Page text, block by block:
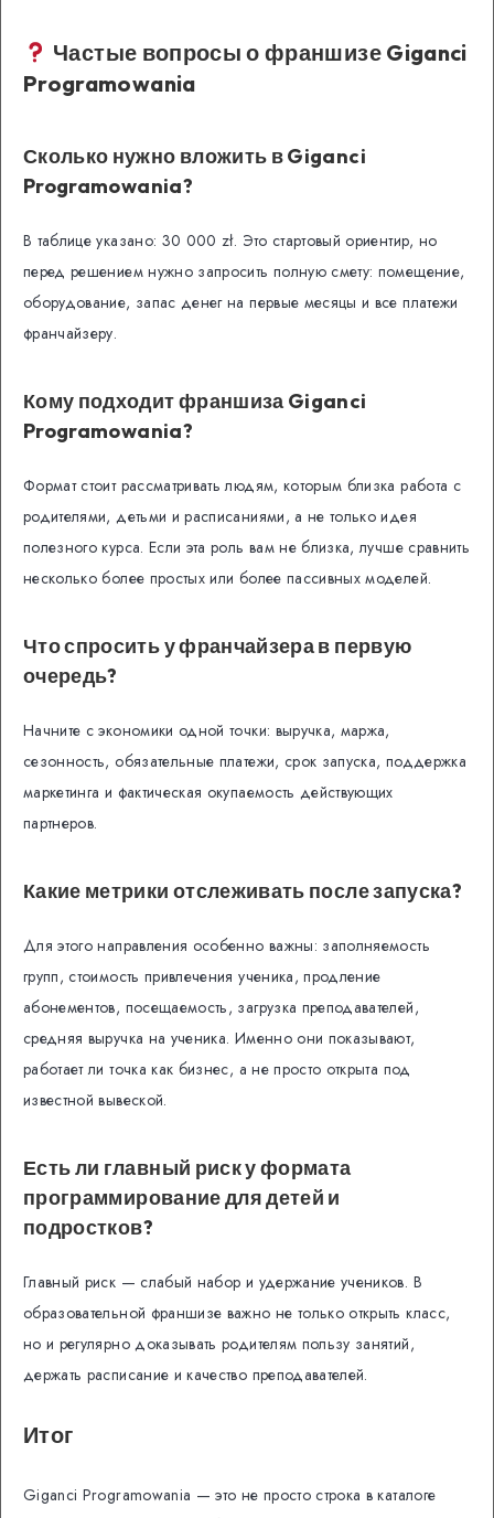
Частые вопросы о франшизе Giganci
Programowania
Сколько нужно вложить в Giganci
Programowania?
В таблице указано: 30 000 zł. Это стартовый ориентир, но
перед решением нужно запросить полную смету: помещение,
оборудование, запас денег на первые месяцы и все платежи
франчайзеру.
Кому подходит франшиза Giganci
Programowania?
Формат стоит рассматривать людям, которым близка работа с
родителями, детьми и расписаниями, а не только идея
полезного курса. Если эта роль вам не близка, лучше сравнить
несколько более простых или более пассивных моделей.
Что спросить у франчайзера в первую
очередь?
Начните с экономики одной точки: выручка, маржа,
сезонность, обязательные платежи, срок запуска, поддержка
маркетинга и фактическая окупаемость действующих
партнеров.
Какие метрики отслеживать после запуска?
Для этого направления особенно важны: заполняемость
групп, стоимость привлечения ученика, продление
абонементов, посещаемость, загрузка преподавателей,
средняя выручка на ученика. Именно они показывают,
работает ли точка как бизнес, а не просто открыта под
известной вывеской.
Есть ли главный риск у формата
программирование для детей и
подростков?
Главный риск — слабый набор и удержание учеников. В
образовательной франшизе важно не только открыть класс,
но и регулярно доказывать родителям пользу занятий,
держать расписание и качество преподавателей.
Итог
Giganci Programowania — это не просто строка в каталоге